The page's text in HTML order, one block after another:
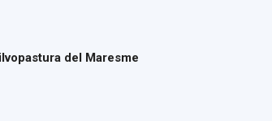
del Maresme